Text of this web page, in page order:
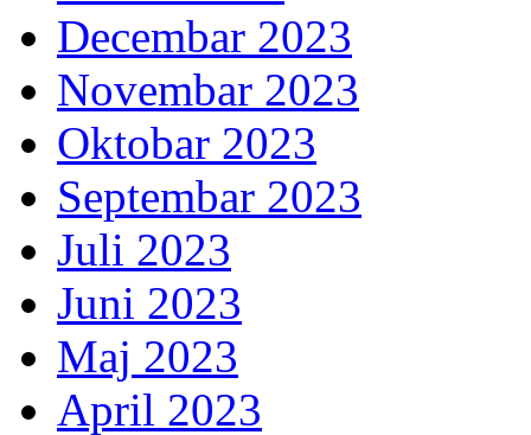
Decembar 2023
Novembar 2023
Oktobar 2023
Septembar 2023
Juli 2023
Juni 2023
Maj 2023
April 2023